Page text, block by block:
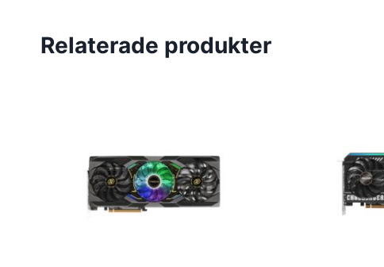
Relaterade produkter